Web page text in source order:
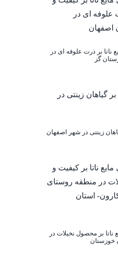
ناتا بر ذرت علوفه ای در
گز
زینتی در شهر اصفهان
بر محصول نخیلات در
خوزستان